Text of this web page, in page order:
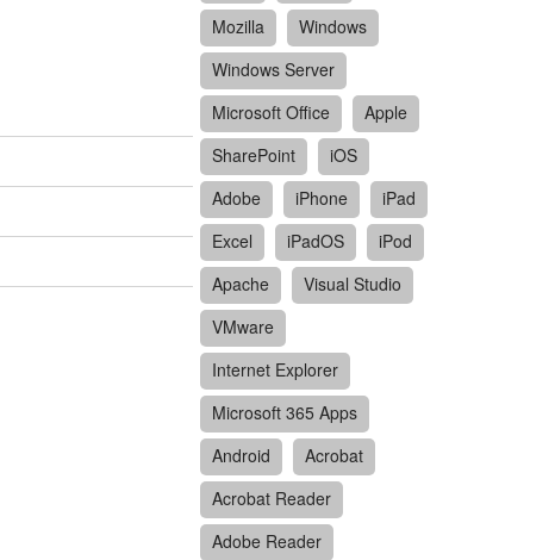
Mozilla
Windows
Windows Server
Microsoft Office
Apple
SharePoint
iOS
Adobe
iPhone
iPad
Excel
iPadOS
iPod
Apache
Visual Studio
VMware
Internet Explorer
Microsoft 365 Apps
Android
Acrobat
Acrobat Reader
Adobe Reader